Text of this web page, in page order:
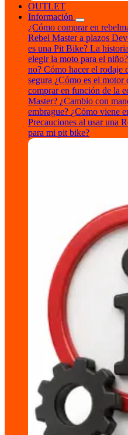
OUTLET
Información
¿Cómo comprar en
Rebel Master a plazos
es una Pit Bike? La
elegir la moto para el niño?
no? Cómo hacer el rodaje
segura ¿Cómo es el motor
comprar en función de la
Master? ¿Cambio con
embrague? ¿Cómo viene
Precauciones al usar una
para mi pit bike?